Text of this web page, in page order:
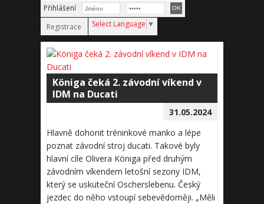
Přihlášení
Registrace
Select Language ▼
Königa čeká 2. závodní víkend v
IDM na Ducati
31.05.2024
Hlavně dohonit tréninkové manko a lépe
poznat závodní stroj ducati. Takové byly
hlavní cíle Olivera Königa před druhým
závodním víkendem letošní sezony IDM,
který se uskuteční Oscherslebenu. Český
jezdec do něho vstoupí sebevědoměji. „Měli